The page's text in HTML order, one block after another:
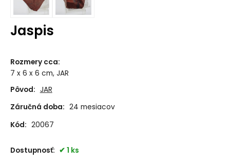
Jaspis
Rozmery cca:
7 x 6 x 6 cm, JAR
Pôvod: JAR
Záručná doba: 24 mesiacov
Kód: 20067
Dostupnosť: 1 ks